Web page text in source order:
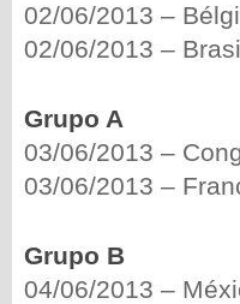
02/06/2013 –
02/06/2013 –
Grupo A
03/06/2013 –
03/06/2013 –
Grupo B
04/06/2013 –